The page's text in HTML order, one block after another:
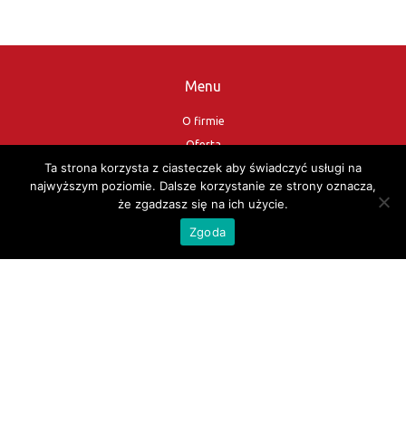
Menu
O firmie
Oferta
Katalogi
Kontakt
Ta strona korzysta z ciasteczek aby świadczyć usługi na
najwyższym poziomie. Dalsze korzystanie ze strony oznacza,
że zgadzasz się na ich użycie.
Zgoda